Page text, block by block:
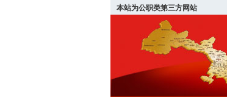
本站为公职类第三方网站